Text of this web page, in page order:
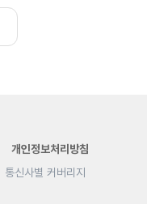
개인정보처리방침
통신사별 커버리지